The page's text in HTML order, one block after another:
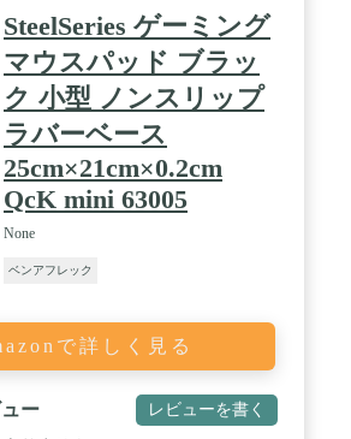
SteelSeries ゲーミング
マウスパッド ブラッ
ク 小型 ノンスリップ
ラバーベース
25cm×21cm×0.2cm
QcK mini 63005
None
ベンアフレック
で詳しく見る
ー レビューを書く